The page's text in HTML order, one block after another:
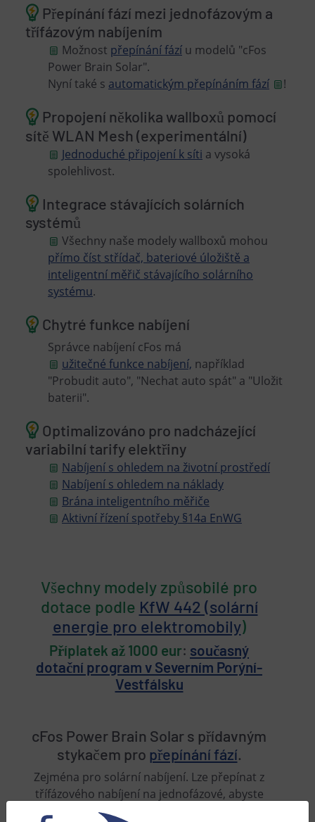
Přepínání fází mezi jednofázovým a
třífázovým nabíjením
Možnost přepínání fází u modelů "cFos
Power Brain Solar".
Nyní také s automatickým přepínáním fází !
Propojení několika wallboxů pomocí
sítě WLAN Mesh (experimentální)
Jednoduché připojení k síti a vysoká
spolehlivost.
Integrace stávajících solárních
systémů
Všechny naše modely wallboxů mohou
přímo číst střídač, bateriové úložiště a
inteligentní měřič stávajícího solárního
systému.
Chytré funkce nabíjení
Správce nabíjení cFos má
užitečné funkce nabíjení, například
"Probudit auto", "Nechat auto spát" a "Uložit
baterii".
Optimalizováno pro nadcházející
variabilní tarify elektřiny
Nabíjení s ohledem na životní prostředí
Nabíjení s ohledem na náklady
Brána inteligentního měřiče
Aktivní řízení spotřeby §14a EnWG
Všechny modely způsobilé pro
dotace podle KfW 442 (solární
energie pro elektromobily)
Příplatek až 1000 eur: současný
dotační program v Severním Porýní-
Vestfálsku
cFos Power Brain Solar s přídavným
stykačem pro přepínání fází.
Zejména pro solární nabíjení. Lze přepínat z
třífázového nabíjení na jednofázové, abyste
mohli využít přebytek slunečního záření, když